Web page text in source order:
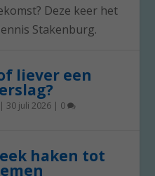
Deze keer het
Stakenburg.
liever een
| 30 juli 2026 | 0
haken tot